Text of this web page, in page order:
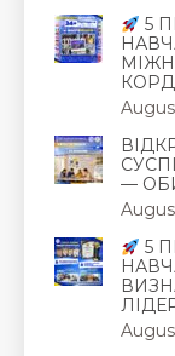
5
—
5